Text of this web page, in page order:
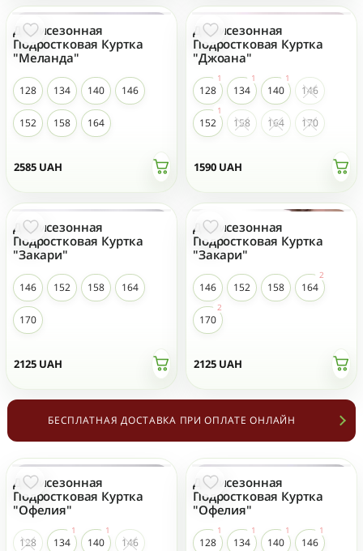
2585 UAH
Демисезонная
Подростковая Куртка
"Меланда"
128 134 140 146
152 158 164
1590 UAH
Демисезонная
Подростковая Куртка
"Джоана"
128 134 140 146
152 158 164 170
2125 UAH
Демисезонная
Подростковая Куртка
"Закари"
146 152 158 164
170
2125 UAH
Демисезонная
Подростковая Куртка
"Закари"
146 152 158 164
170
БЕСПЛАТНАЯ ДОСТАВКА ПРИ ОПЛАТЕ ОНЛАЙН
Демисезонная
Подростковая Куртка
"Офелия"
128 134 140 146
Демисезонная
Подростковая Куртка
"Офелия"
128 134 140 146